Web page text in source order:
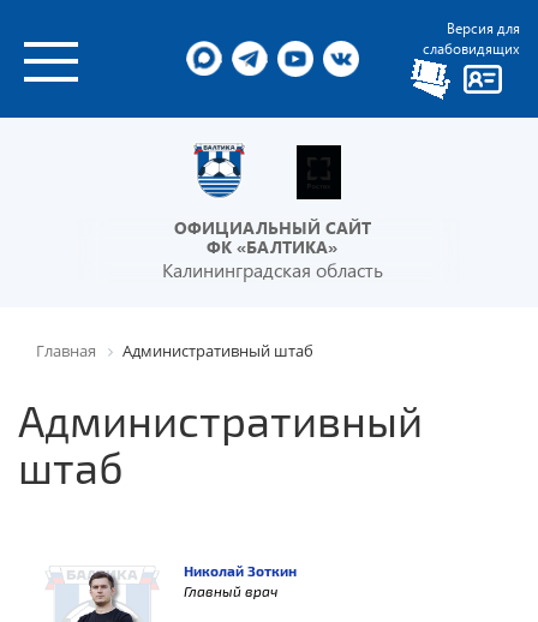
Версия для
слабовидящих
ОФИЦИАЛЬНЫЙ САЙТ
ФК «БАЛТИКА»
Калининградская область
Главная Административный штаб
Административный
штаб
Николай Зоткин
Главный врач